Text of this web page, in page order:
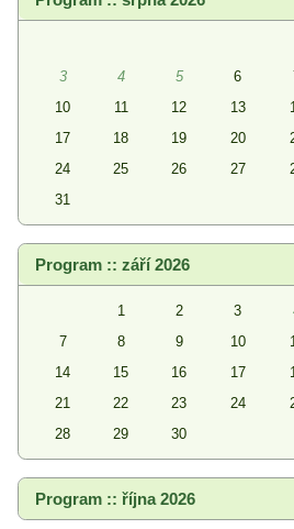
3
4 5 6
10
11 12 13
17
18 19 20
24
25 26 27
31
Program :: září 2026
1 2 3
7
8 9 10
14
15 16 17
21
22 23 24
28
29 30
Program :: října 2026